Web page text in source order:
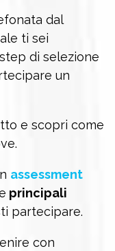
dal
ti sei
di selezione
un
e scopri come
assessment
principali
partecipare.
con